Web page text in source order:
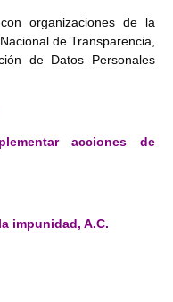
organizaciones de la
de Transparencia,
de Datos Personales
acciones de
impunidad, A.C.